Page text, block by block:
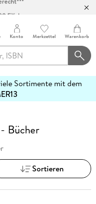
Filialen
Konto Merkzettel Warenkorb
Sortimente mit dem
Bücher
Sortieren